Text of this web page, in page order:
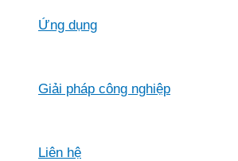
Ứng dụng
Giải pháp công nghiệp
Liên hệ